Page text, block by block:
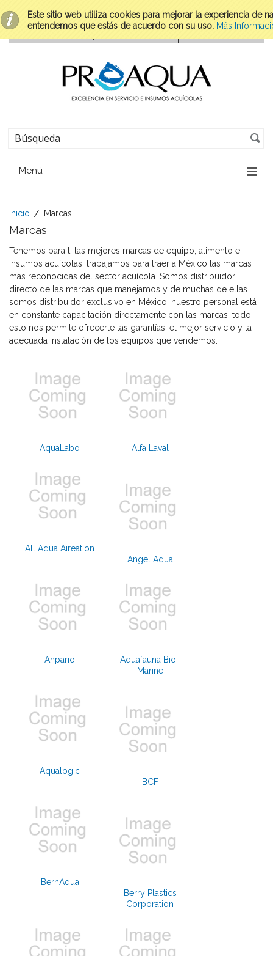
Este sitio web utiliza cookies para mejorar la experiencia de
entendemos que estás de acuerdo con su uso. Más
Menú
Inicio Marcas
Marcas
Tenemos para ti las mejores marcas de equipo, alimento e
insumos acuícolas; trabajamos para traer a México las marcas
más reconocidas del sector acuícola. Somos distribuidor
directo de las marcas que manejamos y de muchas de ellas
somos distribuidor exclusivo en México, nuestro personal está
en constante capacitación directamente con las marcas, todo
esto nos permite ofrecerle las garantías, el mejor servicio y la
adecuada instalación de los equipos que vendemos.
AquaLabo Alfa Laval
All Aqua Aireation
Angel Aqua
Anpario
Aquafauna Bio-
Marine
Aqualogic
BCF
BernAqua
Berry Plastics
Corporation